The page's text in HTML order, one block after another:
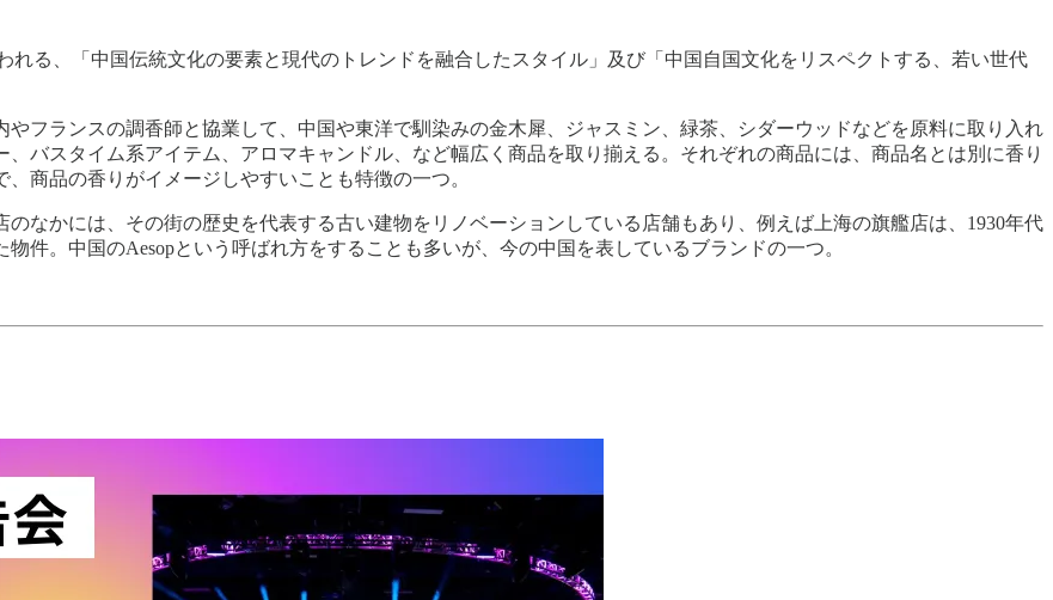
れる、「中国伝統文化の要素と現代のトレンドを融合したスタイル」及び「中国自国文化をリスペクトする、若い世代
フランスの調香師と協業して、中国や東洋で馴染みの金木犀、ジャスミン、緑茶、シダーウッドなどを原料に取り入れ
バスタイム系アイテム、アロマキャンドル、など幅広く商品を取り揃える。それぞれの商品には、商品名とは別に香り
商品の香りがイメージしやすいことも特徴の一つ。
なかには、その街の歴史を代表する古い建物をリノベーションしている店舗もあり、例えば上海の旗艦店は、1930年代
件。中国のAesopという呼ばれ方をすることも多いが、今の中国を表しているブランドの一つ。